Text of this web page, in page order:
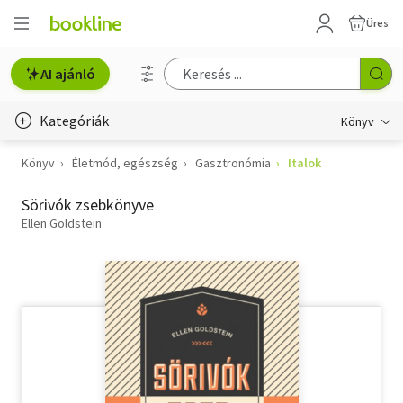
Üres
AI ajánló
Kategóriák Könyv
Életmód, egészség
Erotika
Hobbi, szabadidő
Könyv Életmód, egészség Gasztronómia Italok
Sörivók zsebkönyve
Ellen Goldstein